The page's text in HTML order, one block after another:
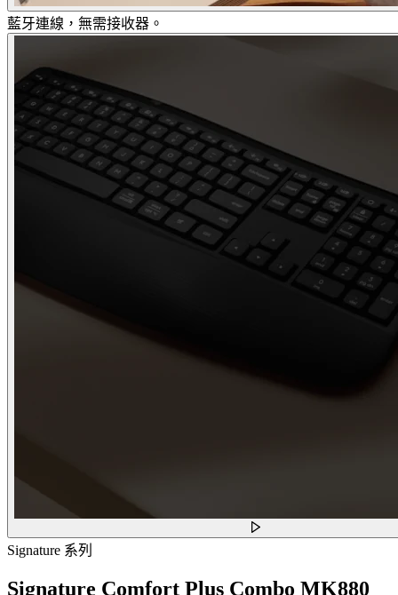
藍牙連線，無需接收器。
Signature 系列
Signature Comfort Plus Combo MK880